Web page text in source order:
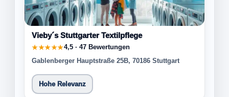
Vieby´s Stuttgarter Textilpflege
★★★★★4,5 · 47 Bewertungen
Gablenberger Hauptstraße 25B, 70186 Stuttgart
Hohe Relevanz